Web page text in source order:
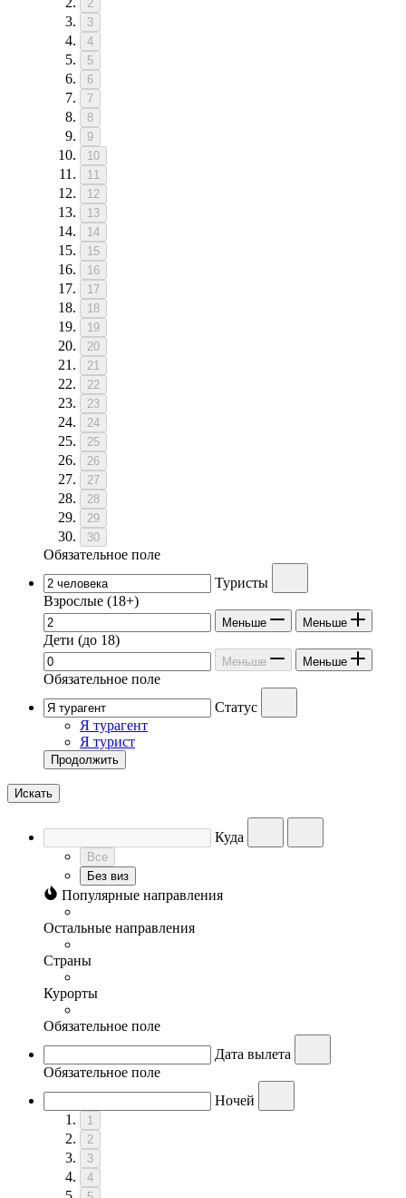
2
3
4
5
6
7
8
9
10
11
12
13
14
15
16
17
18
19
20
21
22
23
24
25
26
27
28
29
30
Обязательное поле
Туристы
Взрослые (18+)
Меньше Меньше
Дети (до 18)
Меньше Меньше
Обязательное поле
Статус
Я турагент
Я турист
Продолжить
Искать
Куда
Все
Без виз
Популярные направления
Остальные направления
Страны
Курорты
Обязательное поле
Дата вылета
Обязательное поле
Ночей
1
2
3
4